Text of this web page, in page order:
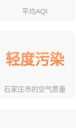
平均AQI
轻度污染
石家庄市的空气质量